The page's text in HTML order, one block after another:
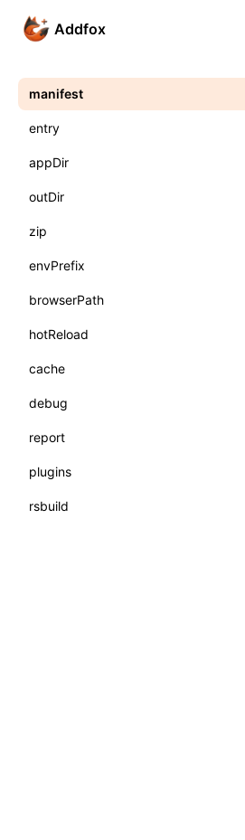
Addfox
manifest
entry
appDir
outDir
zip
envPrefix
browserPath
hotReload
cache
debug
report
plugins
rsbuild